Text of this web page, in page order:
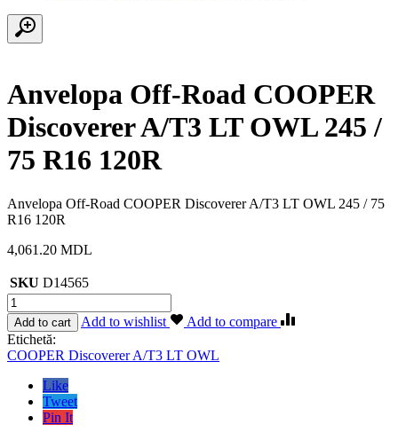
Anvelopa Off-Road COOPER
Discoverer A/T3 LT OWL 245 /
75 R16 120R
Anvelopa Off-Road COOPER Discoverer A/T3 LT OWL 245 / 75
R16 120R
4,061.20 MDL
SKU D14565
Cantitate
Anvelopa
Off-
Road
COOPER
Discoverer
Add to cart Add to wishlist
Add to compare
Etichetă:
COOPER Discoverer A/T3 LT OWL
Like
Tweet
Pin It